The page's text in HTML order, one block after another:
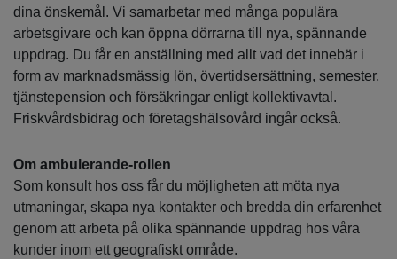
dina önskemål. Vi samarbetar med många populära
arbetsgivare och kan öppna dörrarna till nya, spännande
uppdrag. Du får en anställning med allt vad det innebär i
form av marknadsmässig lön, övertidsersättning, semester,
tjänstepension och försäkringar enligt kollektivavtal.
Friskvårdsbidrag och företagshälsovård ingår också.
Om ambulerande-rollen
Som konsult hos oss får du möjligheten att möta nya
utmaningar, skapa nya kontakter och bredda din erfarenhet
genom att arbeta på olika spännande uppdrag hos våra
kunder inom ett geografiskt område.